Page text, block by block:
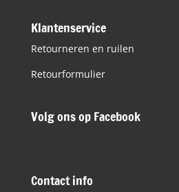
Klantenservice
Retourneren en ruilen
Retourformulier
Volg ons op Facebook
Contact info